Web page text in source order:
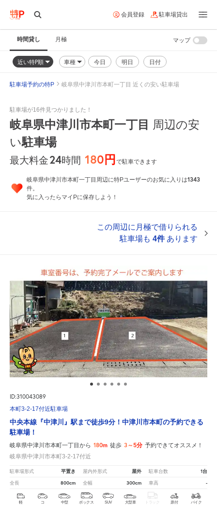
会員登録 駐車場貸出
時間貸し 月極
近い特P順 車種 今日 明日 日付
マップ
駐車場予約の特P 岐阜県中津川市本町一丁目 近くの安い駐車場
駐車場が16件見つかりました！
岐阜県中津川市本町一丁目 周辺の安
い駐車場
最大料金24時間 180円で駐車できます
岐阜県中津川市本町一丁目周辺に特Pユーザーのお気に入りは1343
件。
気に入ったらマイPに保存しよう！
この周辺に月極で借りられる
駐車場も 4件あります
ID:310043089
本町3-2-17付近駐車場
中央本線『中津川』駅まで徒歩9分！中津川市本町の予約できる
駐車場！
岐阜県中津川市本町一丁目から 180m 徒歩 3～5分 予約できてオススメ！
岐阜県中津川市本町3-2-17付近
駐車場形式 平置き 屋内外形式 屋外 駐車台数 1台
全長 800cm 全幅 300cm 車高 -
軽 コ 中型 ボックス SUV 大型車 トラック 原付 バイク